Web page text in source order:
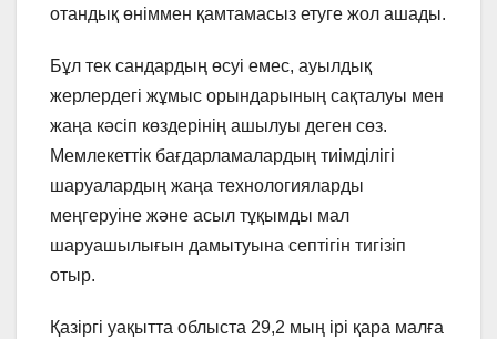
отандық өніммен қамтамасыз етуге жол ашады.
Бұл тек сандардың өсуі емес, ауылдық
жерлердегі жұмыс орындарының сақталуы мен
жаңа кәсіп көздерінің ашылуы деген сөз.
Мемлекеттік бағдарламалардың тиімділігі
шаруалардың жаңа технологияларды
меңгеруіне және асыл тұқымды мал
шаруашылығын дамытуына септігін тигізіп
отыр.
Қазіргі уақытта облыста 29,2 мың ірі қара малға